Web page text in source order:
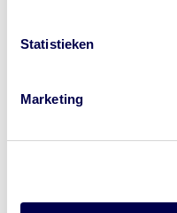
Statistieken
Marketing
adverteren
Diarree